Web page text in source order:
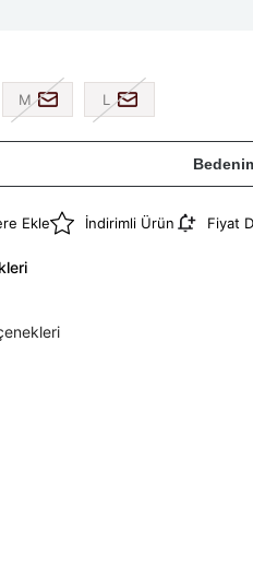
M L
Ekle İndirimli Ürün Fiyat